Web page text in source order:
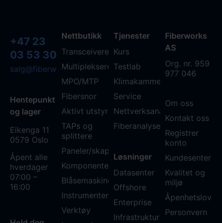
+47 23
03 53 30
salg@fiberworks.no
Hentepunkt
og lager
Eikenga 11
0579 Oslo
Åpent alle
hverdager
07:00 –
16:00
Nettbutikk
Transceivere
Multipleksere
MPO/MTP
Fibersnor
Aktivt utstyr
TAPs og
splittere
Paneler/skap
Komponenter
Blåsemaskiner
Instrumenter
Verktøy
Tjenester
Kurs
Testlab
Klimakammer
Service
Nettverksanalyse
Fiberanalyse WDM
Løsninger
Datasenter
Offshore
Enterprise
Infrastruktur
Fiberworks
AS
Org. nr. 959
977 046
Om oss
Kontakt oss
Registrer
konto
Kundesenter
Kvalitet og
miljø
Åpenhetsloven
Personvern